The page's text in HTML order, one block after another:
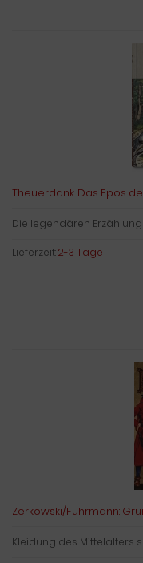
Theuerdank. Das Epos
Die legendären
Lieferzeit:2-3 Tage
Zerkowski/Fuhrmann:
Kleidung des Mittelalters